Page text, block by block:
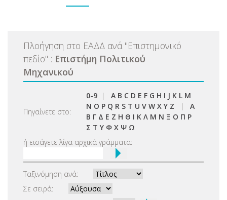
Πλοήγηση στο ΕΑΔΔ ανά "Επιστημονικό
πεδίο" : Επιστήμη Πολιτικού
Μηχανικού
Πηγαίνετε στο:
0-9 | A B C D E F G H I J K L M
N O P Q R S T U V W X Y Z | Α
Β Γ Δ Ε Ζ Η Θ Ι Κ Λ Μ Ν Ξ Ο Π Ρ
Σ Τ Υ Φ Χ Ψ Ω
ή εισάγετε λίγα αρχικά γράμματα:
Ταξινόμηση ανά:
Σε σειρά: